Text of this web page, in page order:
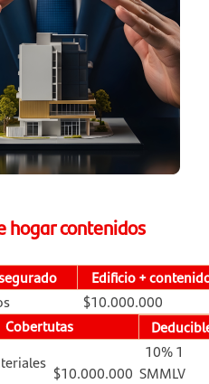
hogar contenidos
Edificio +
$10.000.000
Cobertutas
$10.000.000
10% 1
SMMLV